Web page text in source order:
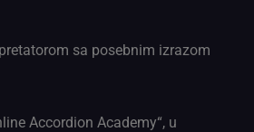
sa posebnim izrazom
Accordion Academy“, u